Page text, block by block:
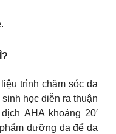
trình chăm sóc da
học diễn ra thuận
AHA khoảng 20′
dưỡng da để da